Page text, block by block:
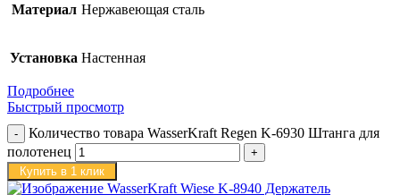
Материал Нержавеющая сталь
Установка Настенная
Подробнее
Быстрый просмотр
Количество товара WasserKraft Regen K-6930 Штанга для
полотенец
Купить в 1 клик